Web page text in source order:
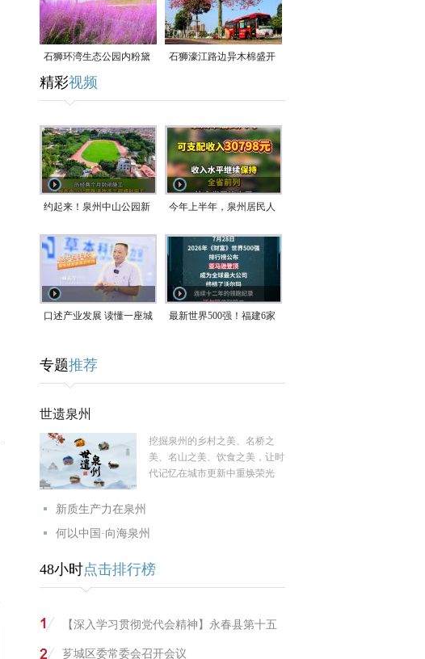
石狮环湾生态公园内粉黛
乱子草盛放
石狮濠江路边异木棉盛开
精彩视频
约起来！泉州中山公园新 今年上半年，泉州居民人
口述产业发展 读懂一座城
家，率先研发草本卫生巾
最新世界500强！福建6家
专题推荐
世遗泉州
挖掘泉州的乡村之美、名桥之
美、名山之美、饮食之美，让时
代记忆在城市更新中重焕荣光
新质生产力在泉州
何以中国·向海泉州
48小时点击排行榜
【深入学习贯彻党代会精神】永春县第十五
芗城区委常委会召开会议